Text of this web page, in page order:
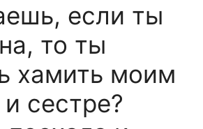
если ты
то ты
хамить моим
сестре?